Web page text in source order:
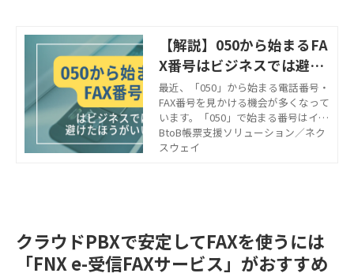
【解説】050から始まるFA
X番号はビジネスでは避け
たほうがいい？
最近、「050」から始まる電話番号・
FAX番号を見かける機会が多くなって
います。「050」で始まる番号はイン
ターネット回線を利用したIP電話の
番号です。 「ビジネスで利用して
避策などをご紹介します。
BtoB帳票支援ソリューション／ネク
スウェイ
クラウドPBXで安定してFAXを使うには
「FNX e-受信FAXサービス」がおすすめ